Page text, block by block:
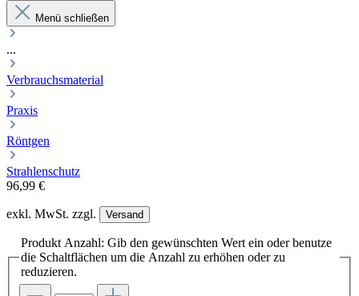
Menü schließen
...
Verbrauchsmaterial
Praxis
Röntgen
Strahlenschutz
96,99 €
exkl. MwSt. zzgl. Versand
Produkt Anzahl: Gib den gewünschten Wert ein oder benutze
die Schaltflächen um die Anzahl zu erhöhen oder zu
reduzieren.